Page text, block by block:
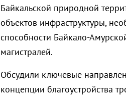
Байкальской природной
объектов инфраструктуры,
способности Байкало-
магистралей.
Обсудили ключевые
концепции благоустройства